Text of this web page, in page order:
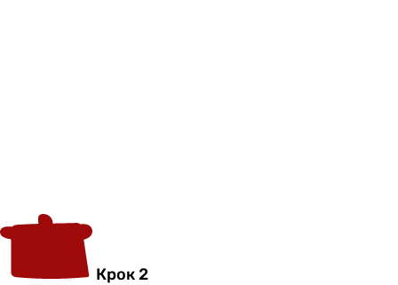
Крок 2